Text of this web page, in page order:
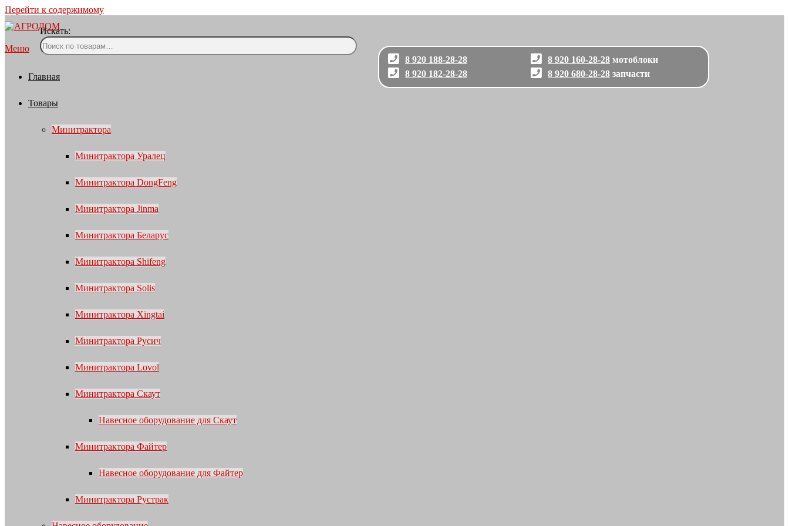
Перейти к содержимому
8 920 188-28-28
8 920 182-28-28
8 920 160-28-28 мотоблоки
8 920 680-28-28 запчасти
Искать:
Меню
Главная
Товары
Минитрактора
Минитрактора Уралец
Минитрактора DongFeng
Минитрактора Jinma
Минитрактора Беларус
Минитрактора Shifeng
Минитрактора Solis
Минитрактора Xingtai
Минитрактора Русич
Минитрактора Lovol
Минитрактора Скаут
Навесное оборудование для Скаут
Минитрактора Файтер
Навесное оборудование для Файтер
Минитрактора Рустрак